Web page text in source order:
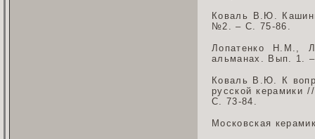
Коваль В.Ю.
№2. – С. 75-86.
Лопатенко Н.М.,
альманах. Вып. 1.
Коваль В.Ю. К
русской керамики
С. 73-84.
Московская